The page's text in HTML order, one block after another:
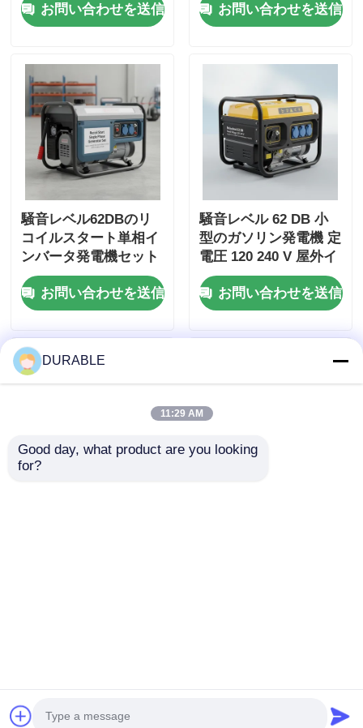
ネルギー源
お問い合わせを送信 お問い合わせを送信
騒音レベル62DBのリ
コイルスタート単相イ
ンバータ発電機セット
工事用・非常用電源に
最適お問い合わせを送信
騒音レベル 62 DB 小
型のガソリン発電機 定
電圧 120 240 V 屋外イ
ベントや緊急事態のた
めのエネルギー源
お問い合わせを送信
© 2026 WUXI DURABLE POWER TECHNOLOGY
DURABLE
11:29 AM
Good day, what product are you looking
for?